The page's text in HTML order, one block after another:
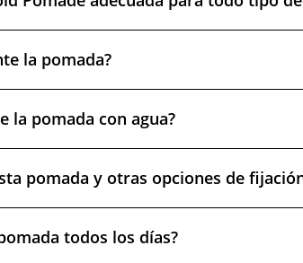
la pomada?
la pomada con agua?
pomada y otras opciones de
todos los días?